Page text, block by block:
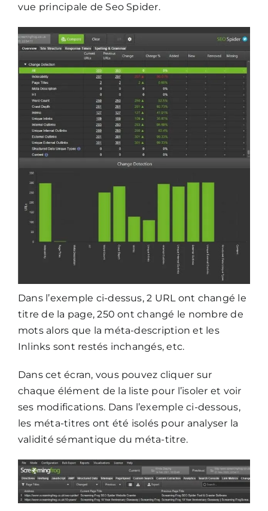
vue principale de Seo Spider.
Dans l’exemple ci-dessus, 2 URL ont changé le
titre de la page, 250 ont changé le nombre de
mots alors que la méta-description et les
Inlinks sont restés inchangés, etc.
Dans cet écran, vous pouvez cliquer sur
chaque élément de la liste pour l’isoler et voir
ses modifications. Dans l’exemple ci-dessous,
les méta-titres ont été isolés pour analyser la
validité sémantique du méta-titre.